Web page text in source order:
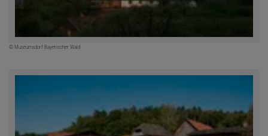
© Museumsdorf Bayerischer Wald